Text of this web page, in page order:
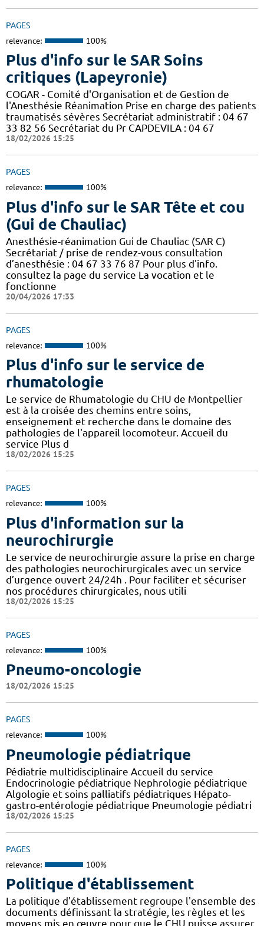
PAGES
relevance: 100%
Plus d'info sur le SAR Soins
critiques (Lapeyronie)
COGAR - Comité d'Organisation et de Gestion de
l'Anesthésie Réanimation Prise en charge des patients
traumatisés sévères Secrétariat administratif : 04 67
33 82 56 Secrétariat du Pr CAPDEVILA : 04 67
18/02/2026 15:25
PAGES
relevance: 100%
Plus d'info sur le SAR Tête et cou
(Gui de Chauliac)
Anesthésie-réanimation Gui de Chauliac (SAR C)
Secrétariat / prise de rendez-vous consultation
d’anesthésie : 04 67 33 76 87 Pour plus d'info.
consultez la page du service La vocation et le
fonctionne
20/04/2026 17:33
PAGES
relevance: 100%
Plus d'info sur le service de
rhumatologie
Le service de Rhumatologie du CHU de Montpellier
est à la croisée des chemins entre soins,
enseignement et recherche dans le domaine des
pathologies de l'appareil locomoteur. Accueil du
service Plus d
18/02/2026 15:25
PAGES
relevance: 100%
Plus d'information sur la
neurochirurgie
Le service de neurochirurgie assure la prise en charge
des pathologies neurochirurgicales avec un service
d’urgence ouvert 24/24h . Pour faciliter et sécuriser
nos procédures chirurgicales, nous utili
18/02/2026 15:25
PAGES
relevance: 100%
Pneumo-oncologie
18/02/2026 15:25
PAGES
relevance: 100%
Pneumologie pédiatrique
Pédiatrie multidisciplinaire Accueil du service
Endocrinologie pédiatrique Nephrologie pédiatrique
Algologie et soins palliatifs pédiatriques Hépato-
gastro-entérologie pédiatrique Pneumologie pédiatri
18/02/2026 15:25
PAGES
relevance: 100%
Politique d'établissement
La politique d'établissement regroupe l'ensemble des
documents définissant la stratégie, les règles et les
moyens mis en œuvre pour que le CHU puisse assurer